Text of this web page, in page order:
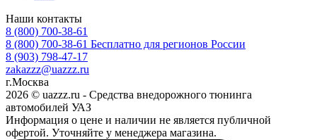
Наши контакты
8 (800) 700-38-61
8 (800) 700-38-61 Бесплатно для регионов России
8 (903) 798-47-17
zakazzz@uazzz.ru
г.Москва
2026 © uazzz.ru - Средства внедорожного тюнинга
автомобилей УАЗ
Информация о цене и наличии не является публичной
офертой. Уточняйте у менеджера магазина.